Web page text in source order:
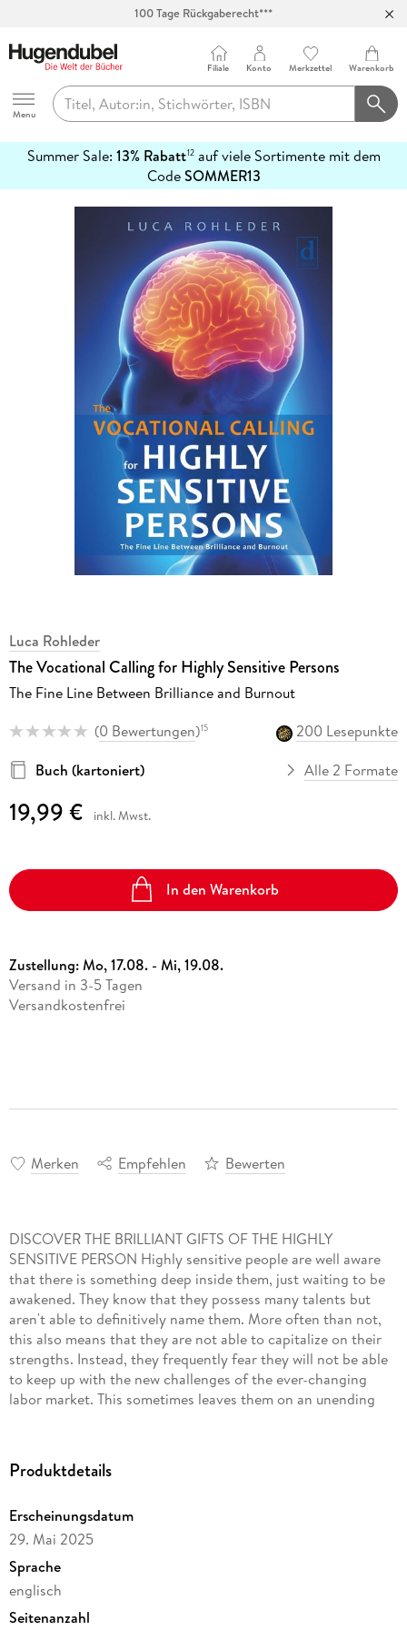
100 Tage Rückgaberecht***
Hugendubel
Menu
Filiale Konto Merkzettel Warenkorb
Summer Sale: 13% Rabatt12auf viele Sortimente mit dem
CodeSOMMER13
erfahren
Luca Rohleder
The Vocational Calling for Highly Sensitive Persons
The Fine Line Between Brilliance and Burnout
(0 Bewertungen)15
200 Lesepunkte
Buch (kartoniert)
Alle 2 Formate
19,99 € inkl. Mwst.
In den Warenkorb
Zustellung:Mo, 17.08. - Mi, 19.08.
Versand in 3-5 Tagen
Versandkostenfrei
Merken Empfehlen Bewerten
DISCOVER THE BRILLIANT GIFTS OF THE HIGHLY
SENSITIVE PERSON Highly sensitive people are well aware
that there is something deep inside them, just waiting to be
awakened. They know that they possess many talents but
aren't able to definitively name them. More often than not,
this also means that they are not able to capitalize on their
strengths. Instead, they frequently fear they will not be able
to keep up with the new challenges of the ever-changing
labor market. This sometimes leaves them on an unending
vocational calling. You will receive step-by-step guidance
that will help you, too, to find fulfillment in a new world filled
tool to help you achieve this, Luca Rohleder has developed a
psychological model that divides the ego into three "ego
states." This will not only allow you to expand your degree of
self-knowledge but will clarify many things you have
previously found to be inexplicable. You will see that you not
only possess brilliants gifts but that these gifts are actually
Produktdetails
Erscheinungsdatum
29. Mai 2025
Sprache
englisch
Seitenanzahl